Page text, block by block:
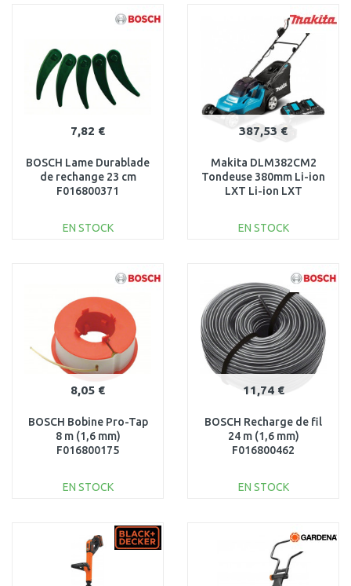
Au comparatif
7,82 €
BOSCH Lame Durablade
de rechange 23 cm
F016800371
EN STOCK
387,53 €
Makita DLM382CM2
Tondeuse 380mm Li-ion
LXT Li-ion LXT
EN STOCK
Au comparatif
8,05 €
BOSCH Bobine Pro-Tap
8 m (1,6 mm)
F016800175
EN STOCK
Au comparatif
11,74 €
BOSCH Recharge de fil
24 m (1,6 mm)
F016800462
EN STOCK
Au comparatif